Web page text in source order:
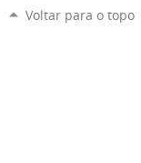
Voltar para o topo